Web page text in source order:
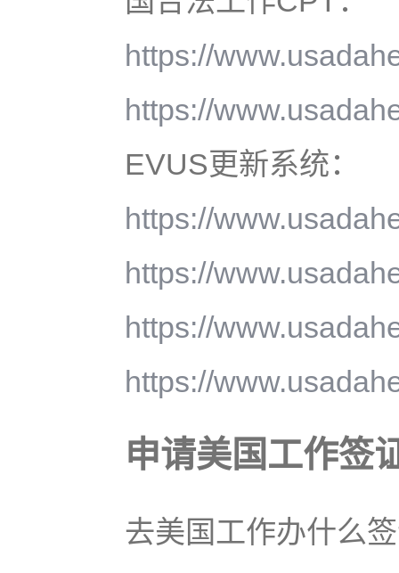
https://
https://
EVUS更新系统：
https://
https://
https://
https://
申请美国工作签
去美国工作办什么